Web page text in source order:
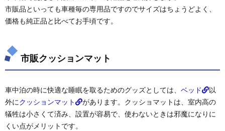
市販品といっても車種毎の専用品ですのでサイズはちょうどよく、
価格も純正品と比べてお手頃です。
市販クッションマット
車中泊の時に快適な睡眠を取るためのグッズとしては、 ベッド
以
外にクッションマット
があります。クッショマットは、室内高の
犠牲は小さくて済み、設置が容易で、使わないときは邪魔になりに
くい点がメリットです。